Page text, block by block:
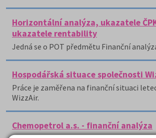
Horizontální analýza, ukazatele ČPK
ukazatele rentability
Jedná se o POT předmětu Finanční
Hospodářská situace společnosti
Práce je zaměřena na finanční situaci
WizzAir.
Chemopetrol a.s. - finanční analýza